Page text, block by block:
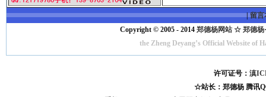
|留言
Copyright © 2005 - 2014 郑德杨网站 ☆ 郑德杨
the Zheng Deyang’s Official Website
许可证号：滇
☆站长：郑德杨 腾讯